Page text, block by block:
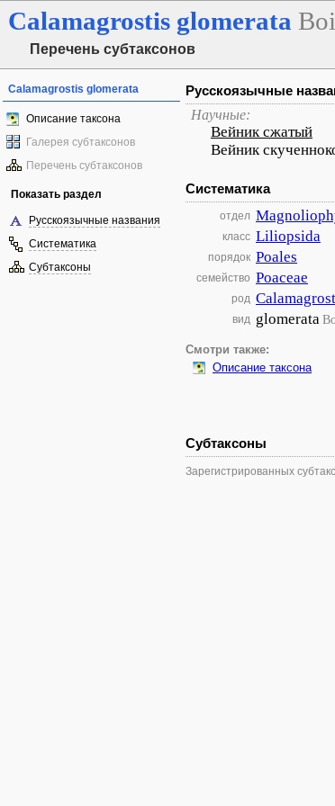
Calamagrostis glomerata
Перечень субтаксонов
Calamagrostis glomerata
Описание таксона
Галерея субтаксонов
Перечень субтаксонов
Показать раздел
Русскоязычные названия
Систематика
Субтаксоны
Русскоязычные
Научные:
Вейник сжатый
Вейник
Систематика
отдел
класс Liliopsida
порядок Poales
семейство Poaceae
род
вид glomerata
Смотри также:
Описание таксона
Субтаксоны
Зарегистрированных